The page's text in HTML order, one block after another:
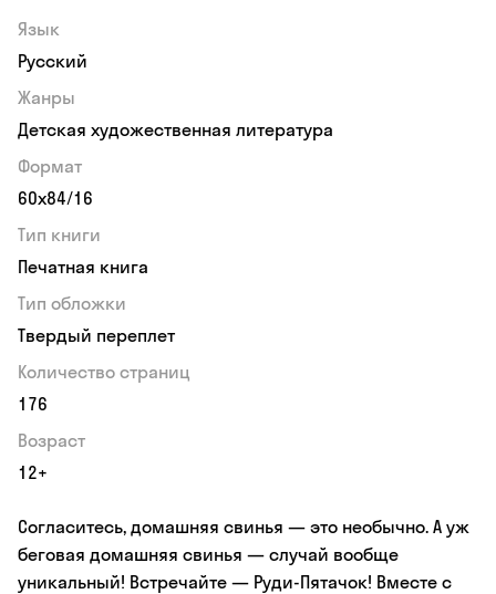
Язык
Русский
Жанры
Детская художественная литература
Формат
60x84/16
Тип книги
Печатная книга
Тип обложки
Твердый переплет
Количество страниц
176
Возраст
12+
Согласитесь, домашняя свинья — это необычно. А уж
беговая домашняя свинья — случай вообще
уникальный! Встречайте — Руди-Пятачок! Вместе с